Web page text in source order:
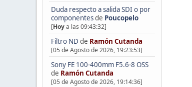
Duda respecto a salida SDI o por
componentesde Poucopelo
[Hoya las 09:43:32]
Filtro ND de Ramón Cutanda
[05 de Agosto de 2026, 19:23:53]
Sony FE 100-400mm F5.6-8 OSS
de Ramón Cutanda
[05 de Agosto de 2026, 19:14:36]